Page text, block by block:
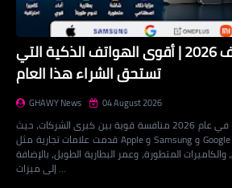
أفضل هواتف 2026 | أقوى الهواتف الذكية التي
تستحق الشراء هذا العام
GHAWY News 04 August 2026
يشهد سوق الهواتف الذكية في عام 2026 منافسة قوية بين كبرى الشركات، حيث
قدمت علامات تجارية مثل Apple و Samsung و Google و OnePlus و Xiaomi هواتف
المتطورة، وعمر البطارية الطويل، بالإضافة
إلى ميزات …